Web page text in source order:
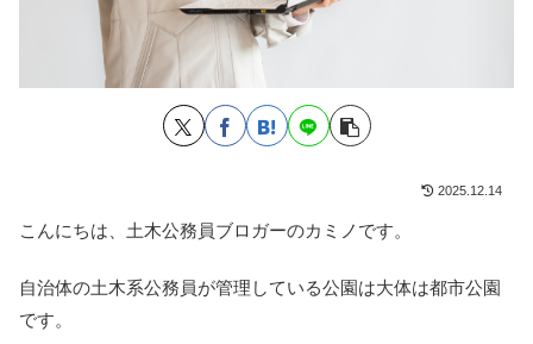
2025.12.14
こんにちは、土木公務員ブロガーのカミノです。
自治体の土木系公務員が管理している公園は大体は都市公園
です。